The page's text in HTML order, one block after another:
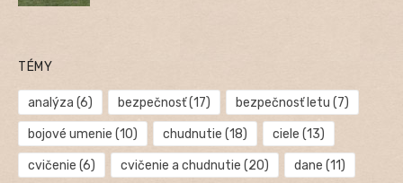
TÉMY
analýza (6) bezpečnosť(17) bezpečnosť letu (7)
bojové umenie (10) chudnutie (18) ciele (13)
cvičenie (6) cvičenie a chudnutie (20) dane (11)